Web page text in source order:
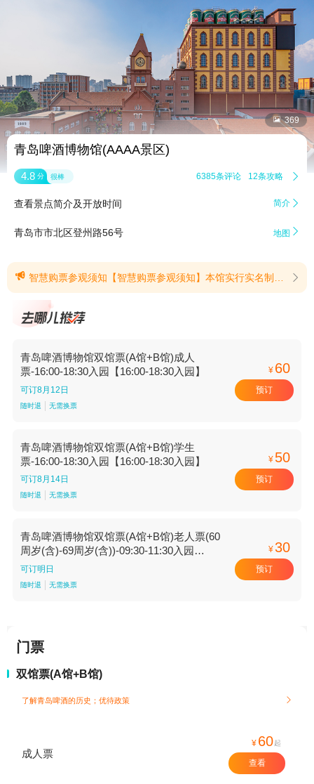
 369
青岛啤酒博物馆(AAAA景区)
4.8 分 很棒 6385条评论 12条攻略 
查看景点简介及开放时间 简介 
青岛市市北区登州路56号 地图 
 智慧购票参观须知【智慧购票参观须知】本馆实行实名制检票，请提前线上购票，凭本人有效证件（大陆：身份证原件；港澳台及境外：有效证件原件）按购票时段刷证入馆。证件不符或入馆时间不符将无法入场，敬请谅解。(提示有效期2026/6/9至2026/12/31) 
青岛啤酒博物馆双馆票(A馆+B馆)成人
票-16:00-18:30入园【16:00-18:30入园】
可订8月12日
随时退 无需换票
¥ 60
预订
青岛啤酒博物馆双馆票(A馆+B馆)学生
票-16:00-18:30入园【16:00-18:30入园】
可订8月14日
随时退 无需换票
¥ 50
预订
青岛啤酒博物馆双馆票(A馆+B馆)老人票(60
周岁(含)-69周岁(含))-09:30-11:30入园
【09:30-11:30入园】
可订明日
随时退 无需换票
¥30
预订
门票
双馆票(A馆+B馆)
了解青岛啤酒的历史； 优待政策 
成人票
¥ 60起
查看